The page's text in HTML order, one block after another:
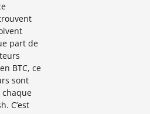
part de
BTC, ce
sont
chaque
C’est